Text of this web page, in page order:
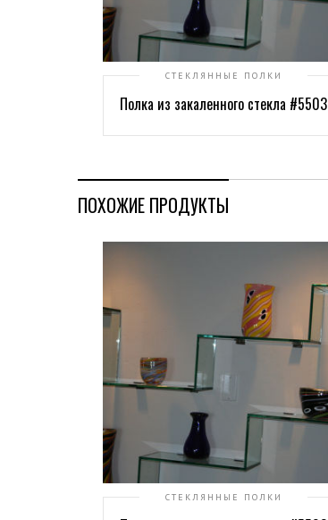
СТЕКЛЯННЫЕ ПОЛКИ
Полка из закаленного стекла #5503
ПОХОЖИЕ ПРОДУКТЫ
СТЕКЛЯННЫЕ ПОЛКИ